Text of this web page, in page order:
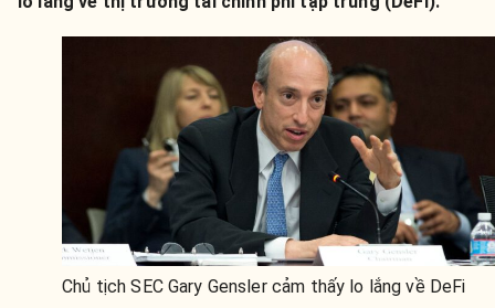
Chủ tịch SEC Gary Gensler cảm thấy lo lắng về DeFi